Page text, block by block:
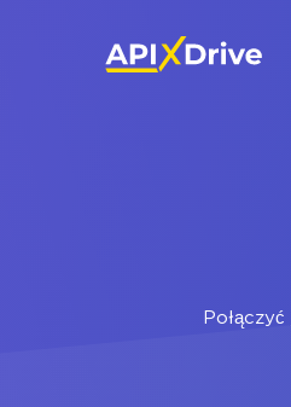
Połączyć